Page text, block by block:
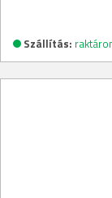
Szállítás: